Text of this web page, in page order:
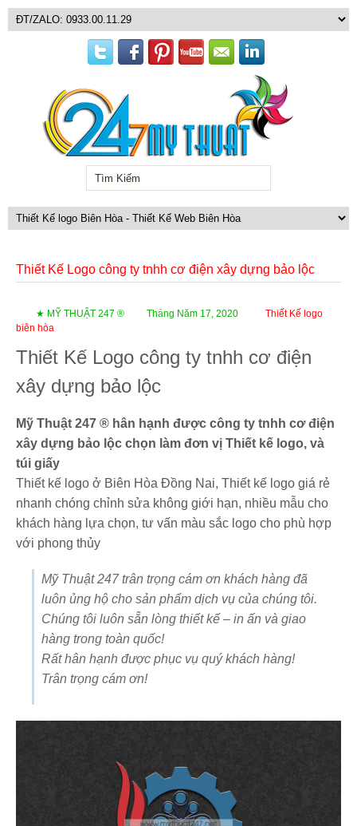
Thiết Kế Logo công ty tnhh cơ điện xây dựng bảo lộc
★ MỸ THUẬT 247 ® Tháng Năm 17, 2020
Thiết Kế logo
biên hòa
Thiết Kế Logo công ty tnhh cơ điện
xây dựng bảo lộc
Mỹ Thuật 247 ® hân hạnh được công ty tnhh cơ điện
xây dựng bảo lộc chọn làm đơn vị Thiết kế logo, và
túi giấy
Thiết kế logo ở Biên Hòa Đồng Nai, Thiết kế logo giá rẻ
nhanh chóng chỉnh sửa không giới hạn, nhiều mẫu cho
khách hàng lựa chọn, tư vấn màu sắc logo cho phù hợp
với phong thủy
Mỹ Thuật 247 trân trọng cám ơn khách hàng đã
luôn ủng hộ cho sản phẩm dịch vụ của chúng tôi.
Chúng tôi luôn sẵn lòng thiết kế – in ấn và giao
hàng trong toàn quốc!
Rất hân hạnh được phục vụ quý khách hàng!
Trân trọng cám ơn!